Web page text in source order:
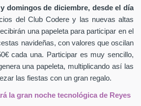
domingos de diciembre, desde el día
del Club Codere y las nuevas altas
una papeleta para participar en el
navideñas, con valores que oscilan
cada una. Participar es muy sencillo,
una papeleta, multiplicando así las
las fiestas con un gran regalo.
la gran noche tecnológica de Reyes